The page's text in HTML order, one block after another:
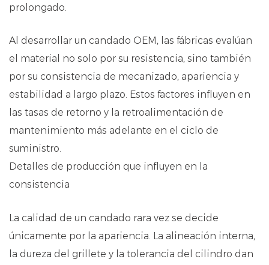
prolongado.
Al desarrollar un candado OEM, las fábricas evalúan
el material no solo por su resistencia, sino también
por su consistencia de mecanizado, apariencia y
estabilidad a largo plazo. Estos factores influyen en
las tasas de retorno y la retroalimentación de
mantenimiento más adelante en el ciclo de
suministro.
Detalles de producción que influyen en la
consistencia
La calidad de un candado rara vez se decide
únicamente por la apariencia. La alineación interna,
la dureza del grillete y la tolerancia del cilindro dan